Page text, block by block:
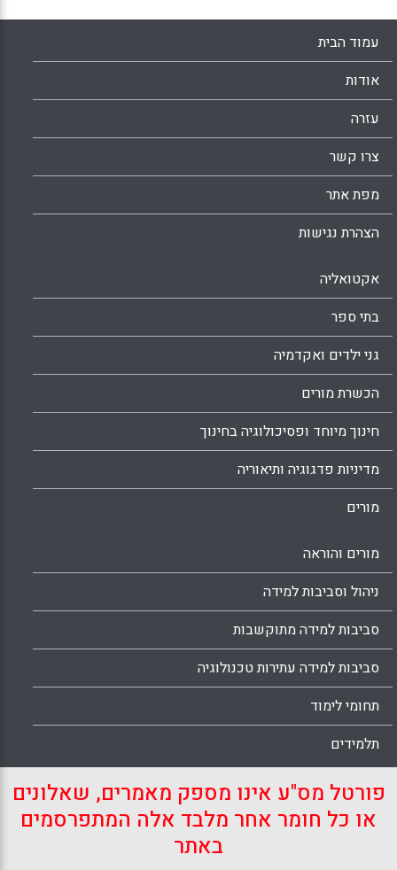
Tuytens, Melissa, 2015).
WhatsApp
Facebook
Email
X
עמוד הבית
אודות
עזרה
צרו קשר
מפת אתר
הצהרת נגישות
אקטואליה
בתי ספר
גני ילדים ואקדמיה
הכשרת מורים
חינוך מיוחד ופסיכולוגיה בחינוך
מדיניות פדגוגיה ותיאוריה
מורים
מורים והוראה
ניהול וסביבות למידה
סביבות למידה מתוקשבות
סביבות למידה עתירות טכנולוגיה
תחומי לימוד
תלמידים
פורטל מס"ע אינו מספק מאמרים, שאלונים
או כל חומר אחר מלבד אלה המתפרסמים
באתר